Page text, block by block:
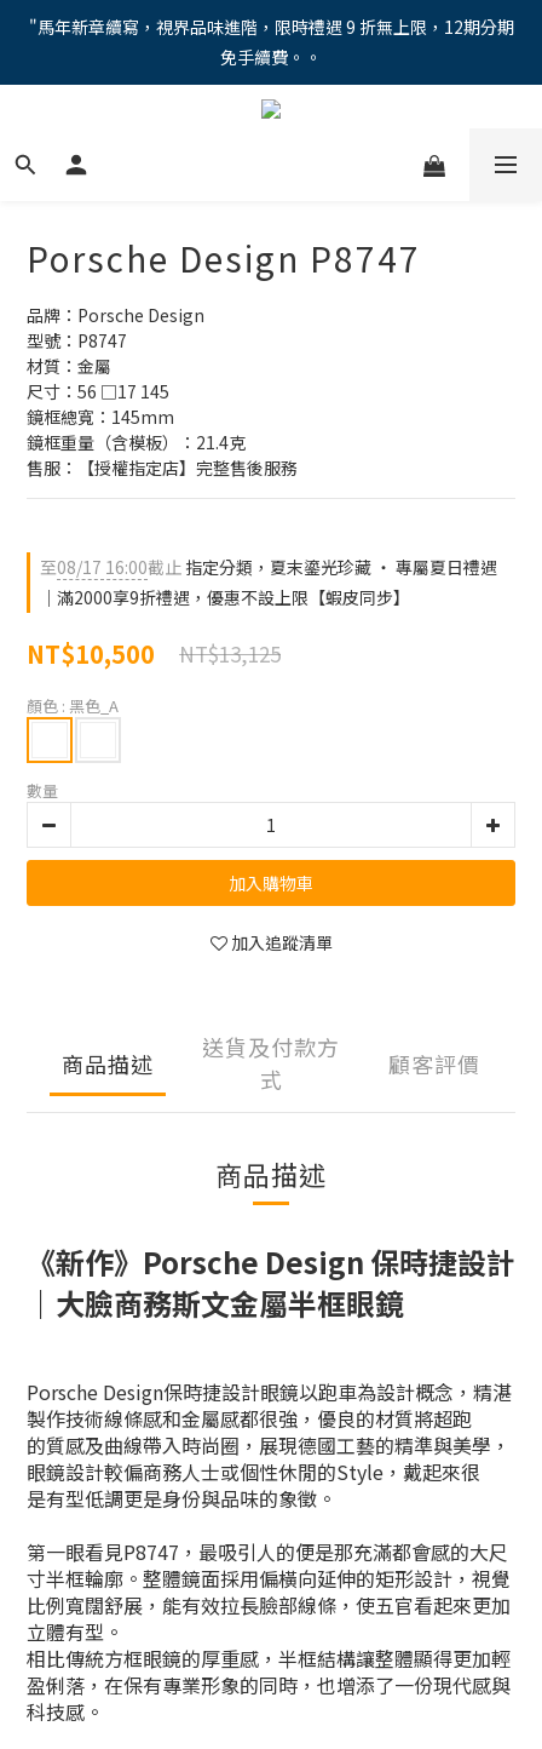
"馬年新章續寫，視界品味進階，限時禮遇 9 折無上限，12期分期
免手續費。。
"馬年新章續寫，視界品味進階，限時禮遇 9 折無上限，12期分期
免手續費。。
全新上市【全視線第九代變色鏡片GEN S】，門市配鏡享限時體驗
"馬年新章續寫，視界品味進階，限時禮遇 9 折無上限，12期分期
Porsche Design P8747
品牌：Porsche Design
型號：P8747
材質：金屬
尺寸：56 □17 145
鏡框總寬：145mm
鏡框重量（含模板）：21.4克
售服：【授權指定店】完整售後服務
至08/17 16:00截止 指定分類，夏末鎏光珍藏 ‧ 專屬夏日禮遇
｜滿2000享9折禮遇，優惠不設上限【蝦皮同步】
NT$10,500 NT$13,125
顏色 : 黑色_A
數量
加入購物車
加入追蹤清單
商品描述
送貨及付款方
式
顧客評價
商品描述
《新作》Porsche Design 保時捷設計
｜大臉商務斯文金屬半框眼鏡
Porsche Design保時捷設計眼鏡以跑車為設計概念，精湛
製作技術線條感和金屬感都很強，優良的材質將超跑
的質感及曲線帶入時尚圈，展現德國工藝的精準與美學，
眼鏡設計較偏商務人士或個性休閒的Style，戴起來很
是有型低調更是身份與品味的象徵。
第一眼看見P8747，最吸引人的便是那充滿都會感的大尺
寸半框輪廓。整體鏡面採用偏橫向延伸的矩形設計，視覺
比例寬闊舒展，能有效拉長臉部線條，使五官看起來更加
立體有型。
相比傳統方框眼鏡的厚重感，半框結構讓整體顯得更加輕
盈俐落，在保有專業形象的同時，也增添了一份現代感與
科技感。